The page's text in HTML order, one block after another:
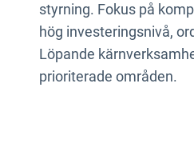
styrning. Fokus på
hög investeringsnivå,
Löpande
prioriterade områden.